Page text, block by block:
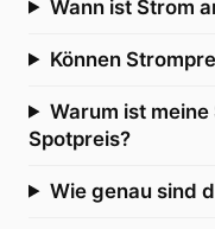
Wann ist Strom
Können
Warum ist
Spotpreis?
Wie genau sind